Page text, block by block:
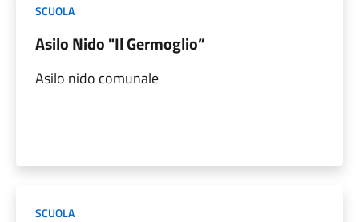
SCUOLA
Asilo Nido "Il Germoglio”
Asilo nido comunale
SCUOLA